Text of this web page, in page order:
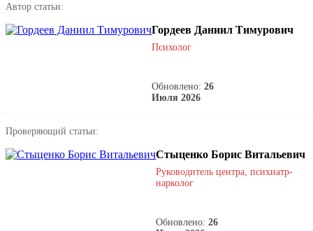
Автор статьи:
Гордеев Даниил Тимурович
Психолог
Обновлено: 26
Июля 2026
Проверяющий статьи:
Стыценко Борис Витальевич
Руководитель центра, психиатр-
нарколог
Обновлено: 26